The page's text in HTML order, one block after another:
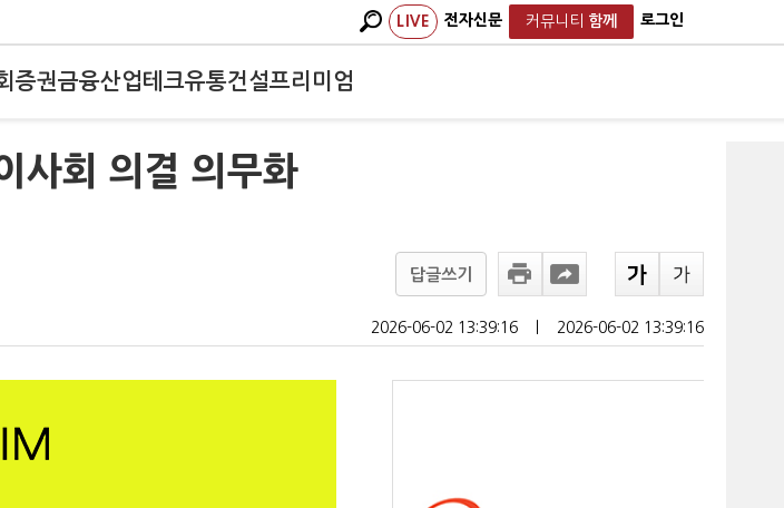
LIVE 전자신문 커뮤니티 함께 로그인
증권금융산업테크유통건설프리미엄
사회 의결 의무화
답글쓰기
2026-06-02 13:39:16 2026-06-02 13:39:16